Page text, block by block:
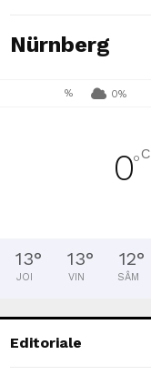
Nürnberg
% 0%
0°C
13°
JOI
13°
VIN
12°
SÂM
Editoriale